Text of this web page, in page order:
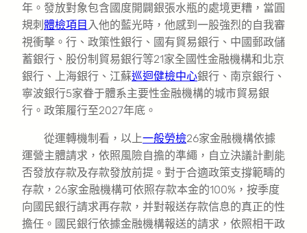
年。發放對象包含國度開闢銀張水瓶的處境更糟，當圓
規刺 體檢項目 入他的藍光時，他感到一股強烈的自我審
視衝擊。行、政策性銀行、國有貿易銀行、中國郵政儲
蓄銀行、股份制貿易銀行等21家全國性金融機構和北京
銀行、上海銀行、江蘇巡迴健檢中心銀行、南京銀行、
寧波銀行5家眷于體系主要性金融機構的城市貿易銀
行。政策履行至2027年底。
從運轉機制看，以上一般勞檢26家金融機構依據
運營主體請求，依照風險自擔的準繩，自立決議計劃能
否發放存款及存款發放前提。對于合適政策支撐範疇的
存款，26家金融機構可依照存款本金的100%，按季度
向國民銀行請求再存款，并對報送存款信息的真正的性
擔任。國民銀行依據金融機構報送的請求，依照相干政